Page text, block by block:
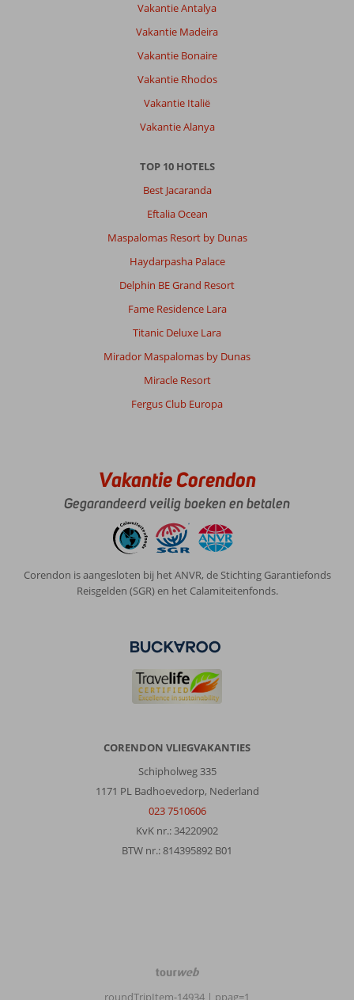
Vakantie Antalya
Vakantie Madeira
Vakantie Bonaire
Vakantie Rhodos
Vakantie Italië
Vakantie Alanya
TOP 10 HOTELS
Best Jacaranda
Eftalia Ocean
Maspalomas Resort by Dunas
Haydarpasha Palace
Delphin BE Grand Resort
Fame Residence Lara
Titanic Deluxe Lara
Mirador Maspalomas by Dunas
Miracle Resort
Fergus Club Europa
Vakantie Corendon
Gegarandeerd veilig boeken en betalen
Corendon is aangesloten bij het ANVR, de Stichting Garantiefonds
Reisgelden (SGR) en het Calamiteitenfonds.
CORENDON VLIEGVAKANTIES
Schipholweg 335
1171 PL Badhoevedorp, Nederland
023 7510606
KvK nr.: 34220902
BTW nr.: 814395892 B01
TourWeb
©
roundTripItem-14934 | ppag=1